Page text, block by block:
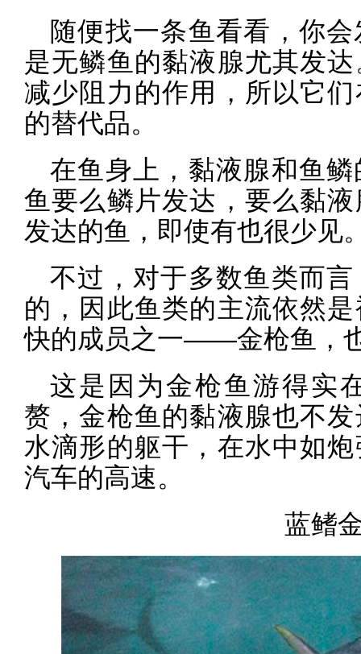
随便找一条鱼看看，你
是无鳞鱼的黏液腺尤其发
减少阻力的作用，所以它
的替代品。
在鱼身上，黏液腺和鱼
鱼要么鳞片发达，要么黏
发达的鱼，即使有也很少见
不过，对于多数鱼类而
的，因此鱼类的主流依然
快的成员之一——金枪鱼，
这是因为金枪鱼游得实
赘，金枪鱼的黏液腺也不
水滴形的躯干，在水中如
汽车的高速。
蓝鳍